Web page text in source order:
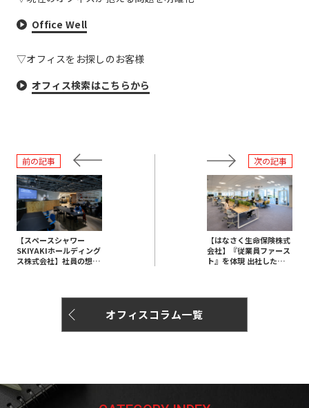
Office Well
▽オフィスをお探しのお客様
オフィス検索はこちらから
前の記事
【スペースシャワー
SKIYAKIホールディング
ス株式会社】社員の想い
次の記事
【はなさく生命保険株式
会社】『従業員ファース
ト』を体現 出社したくな
オフィスコラム一覧